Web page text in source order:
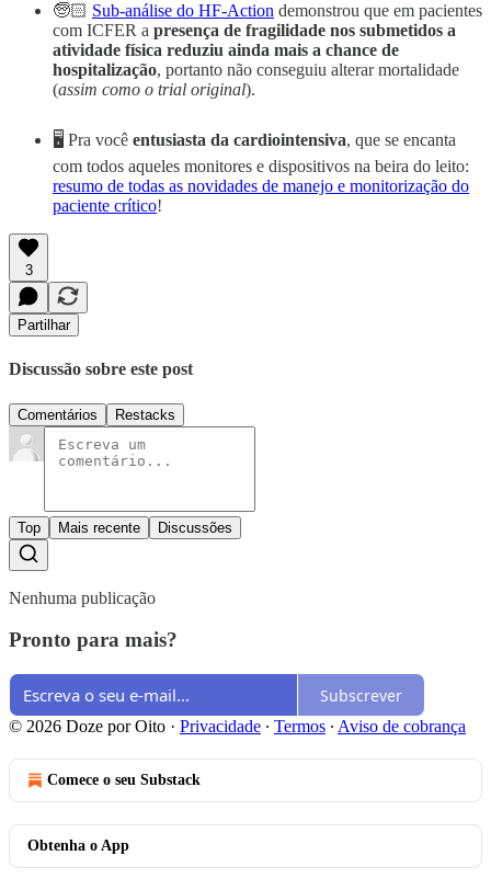
🧓🏻 Sub-análise do HF-Action demonstrou que em pacientes
com ICFER a presença de fragilidade nos submetidos a
atividade física reduziu ainda mais a chance de
hospitalização, portanto não conseguiu alterar mortalidade
(assim como o trial original).
🖥 Pra você entusiasta da cardiointensiva, que se encanta
com todos aqueles monitores e dispositivos na beira do leito:
resumo de todas as novidades de manejo e monitorização do
paciente crítico!
3
Partilhar
Discussão sobre este post
Comentários Restacks
Top Mais recente Discussões
Nenhuma publicação
Pronto para mais?
Subscrever
© 2026 Doze por Oito · Privacidade ∙ Termos ∙ Aviso de cobrança
Comece o seu Substack
Obtenha o App